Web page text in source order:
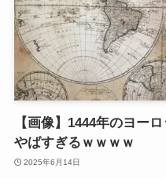
【画像】1444年のヨー
やばすぎるｗｗｗｗ
2025年6月14日